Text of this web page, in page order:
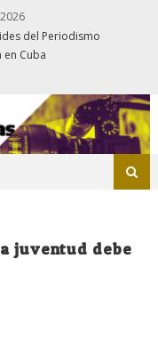
del Periodismo
Cuba
juventud debe